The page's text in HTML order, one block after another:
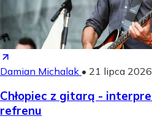
Damian Michalak • 21 lipca 2026
Chłopiec z gitarą -
refrenu